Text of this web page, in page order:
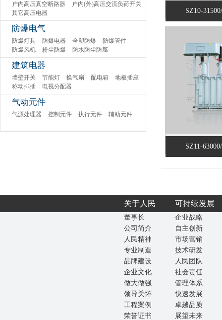
户内高压真空断路器
户内(外)高压交流负荷开关
其它高压电器
防爆电气
防爆灯具 防爆电器 全塑防爆
防爆管件
防爆风机
粉尘防爆 防水防尘防腐
建筑电器
墙壁开关 节能灯 换气扇 配电箱
地板插座
称动排插
电视分配器
气动元件
气源处理器 控制元件 执行元件 辅助元件
SZ10-
SZ11-
关于人民 可持续发展
董事长
公司简介
人民精神
专业制造
品牌建设
企业文化
做大做强
领导关怀
工程案例
荣誉证书
企业战略
自主创新
市场营销
技术研发
人民团队
社会责任
管理体系
快速发展
卓越品质
展望未来